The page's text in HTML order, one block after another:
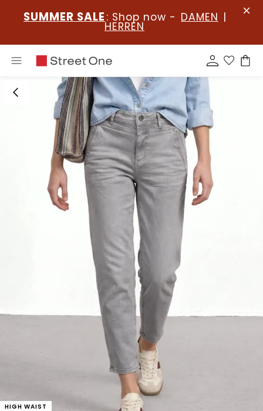
SUMMER SALE : Shop now - DAMEN |
HERREN
HIGH WAIST